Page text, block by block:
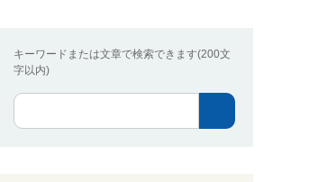
キーワードまたは文章で検索できます(200文
字以内)